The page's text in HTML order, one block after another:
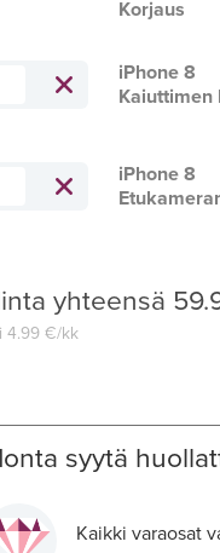
Korjaus
iPhone 8
Kaiuttimen
iPhone 8
yhteensä
4.99€/kk
syytä
Kaikki varaosat